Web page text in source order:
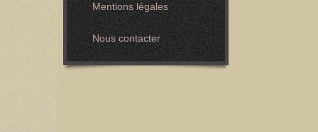
Mentions légales
Nous contacter